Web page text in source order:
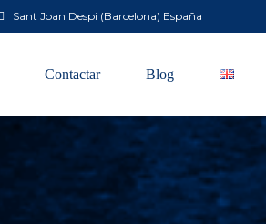
Sant Joan Despi (Barcelona) España
Contactar Blog